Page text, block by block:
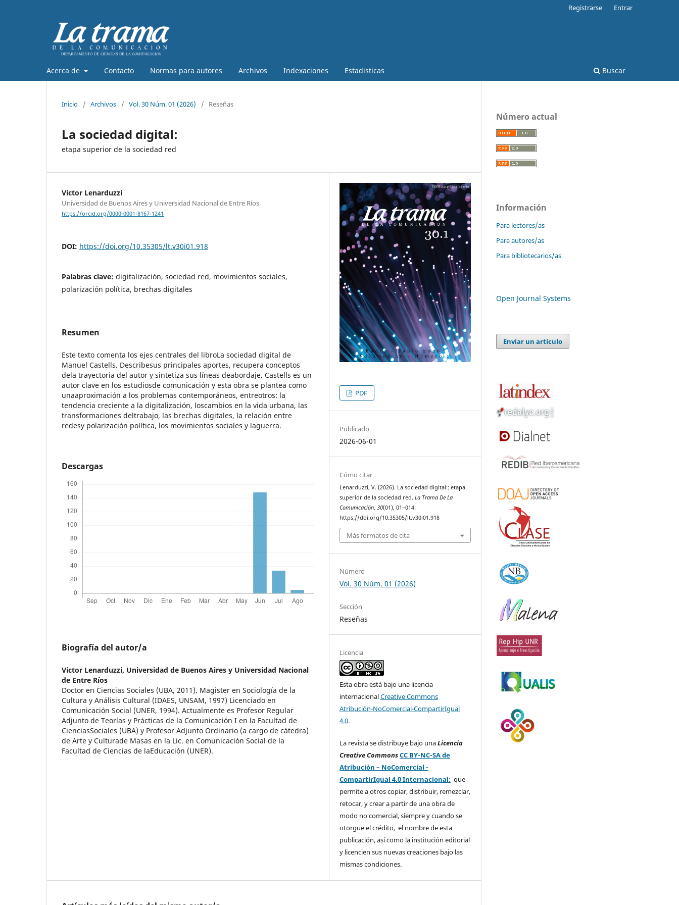
Acerca de Contacto Normas para autores Archivos Indexaciones Estadisticas Buscar
Registrarse Entrar
Inicio / Archivos / Vol. 30 Núm. 01 (2026) / Reseñas
La sociedad digital:
etapa superior de la sociedad red
Victor Lenarduzzi
Universidad de Buenos Aires y Universidad Nacional de Entre Ríos
https://orcid.org/0000-0001-8167-1241
DOI: https://doi.org/10.35305/lt.v30i01.918
Palabras clave: digitalización, sociedad red, movimientos sociales,
polarización política, brechas digitales
Resumen
Este texto comenta los ejes centrales del libroLa sociedad digital de
Manuel Castells. Describesus principales aportes, recupera conceptos
dela trayectoria del autor y sintetiza sus líneas deabordaje. Castells es un
autor clave en los estudiosde comunicación y esta obra se plantea como
unaaproximación a los problemas contemporáneos, entreotros: la
tendencia creciente a la digitalización, loscambios en la vida urbana, las
transformaciones deltrabajo, las brechas digitales, la relación entre
redesy polarización política, los movimientos sociales y laguerra.
Descargas
Biografía del autor/a
Victor Lenarduzzi, Universidad de Buenos Aires y Universidad Nacional
de Entre Ríos
Doctor en Ciencias Sociales (UBA, 2011). Magister en Sociología de la
Cultura y Análisis Cultural (IDAES, UNSAM, 1997) Licenciado en
Comunicación Social (UNER, 1994). Actualmente es Profesor Regular
Adjunto de Teorías y Prácticas de la Comunicación I en la Facultad de
CienciasSociales (UBA) y Profesor Adjunto Ordinario (a cargo de cátedra)
de Arte y Culturade Masas en la Lic. en Comunicación Social de la
Facultad de Ciencias de laEducación (UNER).
PDF
Publicado
2026-06-01
Cómo citar
Lenarduzzi, V. (2026). La sociedad digital:: etapa
superior de la sociedad red.La Trama De La
Comunicación,30(01), 01–014.
https://doi.org/10.35305/lt.v30i01.918
Más formatos de cita
Número
Vol. 30 Núm. 01 (2026)
Sección
Reseñas
Licencia
Esta obra está bajo una licencia
internacionalCreative Commons
Atribución-NoComercial-CompartirIgual
4.0.
La revista se distribuye bajo unaLicencia
Creative CommonsCC BY-NC-SA de
Atribución – NoComercial -
CompartirIgual 4.0 Internacional: que
permite a otros copiar, distribuir, remezclar,
retocar, y crear a partir de una obra de
modo no comercial, siempre y cuando se
otorgue el crédito, el nombre de esta
publicación, así como la institución editorial
y licencien sus nuevas creaciones bajo las
mismas condiciones.
Número actual
Información
Para lectores/as
Para autores/as
Para bibliotecarios/as
Open Journal Systems
Enviar un artículo